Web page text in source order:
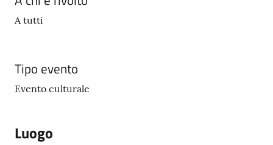
A tutti
Tipo evento
Evento culturale
Luogo